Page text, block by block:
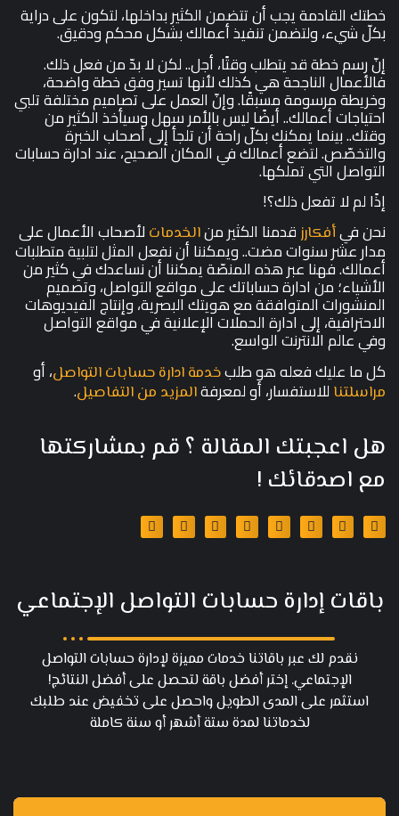
خطتك القادمة يجب أن تتضمن الكثير بداخلها، لتكون على دراية
بكلّ شيء، ولتضمن تنفيذ أعمالك بشكل محكم ودقيق.
إنّ رسم خطة قد يتطلب وقتًا، أجل.. لكن لا بدّ من فعل ذلك.
فالأعمال الناجحة هي كذلك لأنها تسير وفق خطة واضحة،
وخريطة مرسومة مسبقًا. وإنّ العمل على تصاميم مختلفة تلبي
احتياجات أعمالك.. أيضًا ليس بالأمر سهل وسيأخذ الكثير من
وقتك.. بينما يمكنك بكلّ راحة أن تلجأ إلى أصحاب الخبرة
والتخصّص. لتضع أعمالك في المكان الصحيح، عند ادارة حسابات
التواصل التي تملكها.
إذًا لم لا تفعل ذلك؟!
نحن فيأفكارزقدمنا الكثير منالخدمات لأصحاب الأعمال على
مدار عشر سنوات مضت.. ويمكننا أن نفعل المثل لتلبية متطلبات
أعمالك. فهنا عبر هذه المنصّة يمكننا أن نساعدك في كثير من
الأشياء؛ من ادارة حساباتك على مواقع التواصل، وتصميم
المنشورات المتوافقة مع هويتك البصرية، وإنتاج الفيديوهات
الاحترافية، إلى ادارة الحملات الإعلانية في مواقع التواصل
وفي عالم الانترنت الواسع.
كل ما عليك فعله هو طلبخدمة ادارة حسابات التواصل، أو
مراسلتنا للاستفسار، أو لمعرفةالمزيد من التفاصيل.
هل اعجبتك المقالة ؟ قم بمشاركتها
مع اصدقائك !
باقات إدارة حسابات التواصل الإجتماعي
نقدم لك عبر باقاتنا خدمات مميزة لإدارة حسابات التواصل
الإجتماعي. إختر أفضل باقة لتحصل على أفضل النتائج!
استثمر على المدى الطويل واحصل على تخفيض عند طلبك
لخدماتنا لمدة ستة أشهر أو سنة كاملة